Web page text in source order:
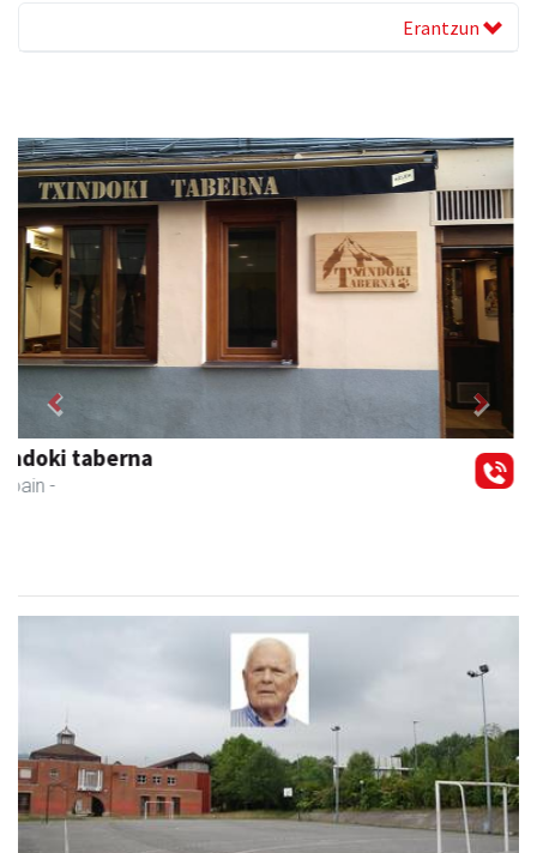
Erantzun
Karrika auto konponketa
Andoain
Previous Next